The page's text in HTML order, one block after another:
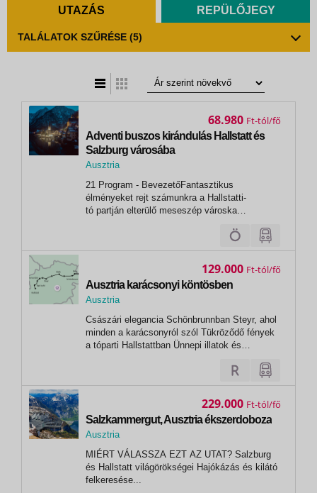
UTAZÁS REPÜLŐJEGY
TALÁLATOK SZŰRÉSE (5)
Adventi buszos kirándulás Hallstatt és
Salzburg városába
Ausztria
Salzburg
21 Program - BevezetőFantasztikus
élményeket rejt számunkra a Hallstatti-
tó partján elterülő meseszép városka
hangulata egészen egyedülálló a világon.
Programunk során bőven lesz időnk sétálgatni
68.980 Ft
Ausztria karácsonyi köntösben
Ausztria
Bécs
Császári elegancia Schönbrunnban Steyr, ahol
minden a karácsonyról szól Tükröződő fények
a tóparti Hallstattban Ünnepi illatok és
129.000 Ft
Salzkammergut, Ausztria ékszerdoboza
Ausztria
Salzburg
MIÉRT VÁLASSZA EZT AZ UTAT? Salzburg
és Hallstatt világörökségei Hajókázás és kilátó
felkeresése...
229.000 Ft